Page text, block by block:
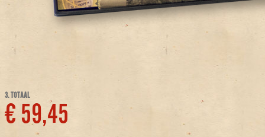
3. TOTAAL
€ 59,45